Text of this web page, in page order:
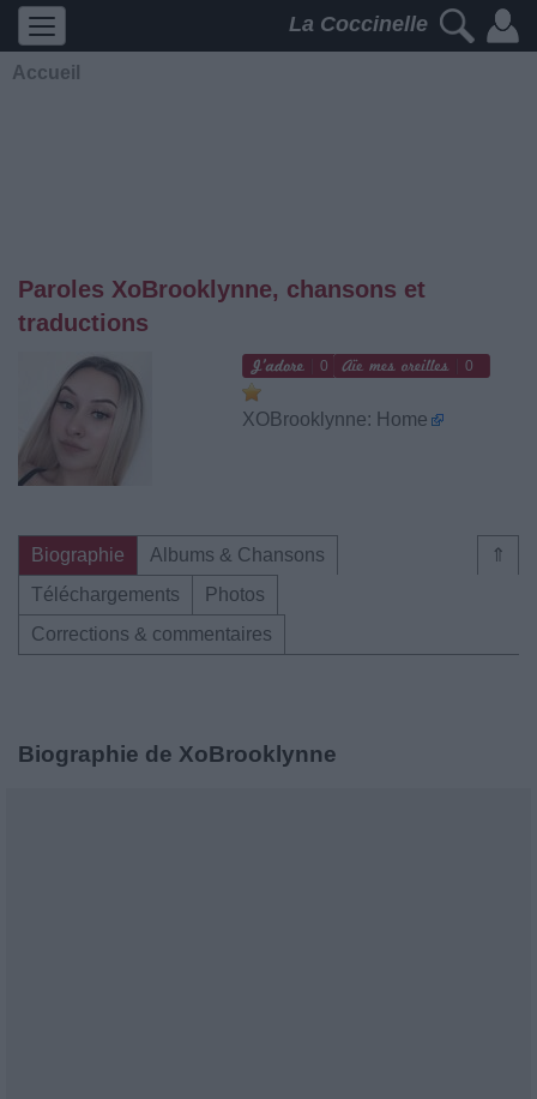
La Coccinelle
Accueil
Paroles XoBrooklynne, chansons et
traductions
0 0
XOBrooklynne: Home
⇑
Biographie
Albums & Chansons
Téléchargements
Photos
Corrections & commentaires
Biographie de XoBrooklynne